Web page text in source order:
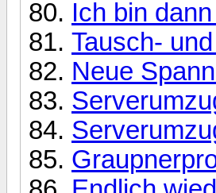
Ich bin
Tausch-
Neue